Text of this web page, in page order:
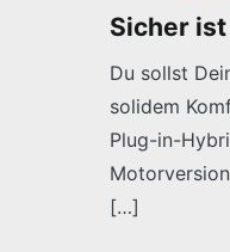
Sicher
Du sollst
solidem
Plug-in-
[…]